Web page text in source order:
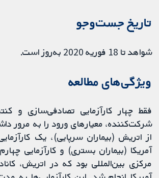
تاریخ جست‌و‌جو
شواهد تا 18 فوریه 2020 به‌روز است.
ویژگی‌های مطالعه
شرکت‌کننده، معیارهای ورود را به مرور
از اتریش (بیماران سرپایی)، یک
آمریکا (بیماران بستری) و کارآزمایی
مرکزی بین‌المللی بود که در اتریش،